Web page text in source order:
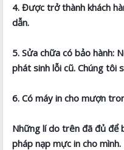
4. Được trở thành khách
dẫn.
5. Sửa chữa có bảo hành:
phát sinh lỗi cũ. Chúng tôi
6. Có máy in cho mượn
Những lí do trên đã đủ để
pháp nạp mực in cho